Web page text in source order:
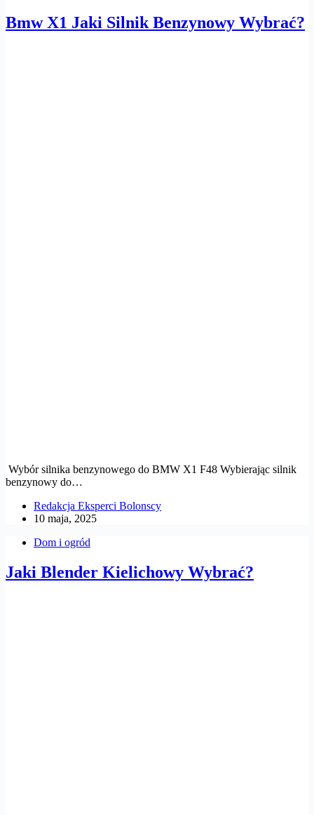
Bmw X1 Jaki Silnik Benzynowy Wybrać?
Wybór silnika benzynowego do BMW X1 F48 Wybierając silnik
benzynowy do…
Redakcja Eksperci Bolonscy
10 maja, 2025
Dom i ogród
Jaki Blender Kielichowy Wybrać?